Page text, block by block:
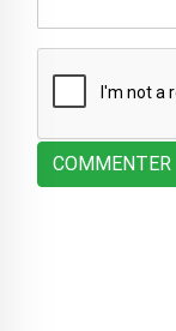
COMMENTER